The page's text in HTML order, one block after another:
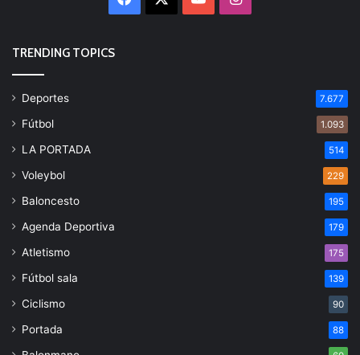
TRENDING TOPICS
Deportes 7.677
Fútbol 1.093
LA PORTADA 514
Voleybol 229
Baloncesto 195
Agenda Deportiva 179
Atletismo 175
Fútbol sala 139
Ciclismo 90
Portada 88